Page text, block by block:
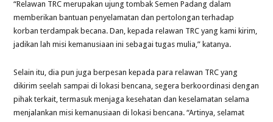
“Relawan TRC merupakan ujung tombak Semen Padang dalam
memberikan bantuan penyelamatan dan pertolongan terhadap
korban terdampak becana. Dan, kepada relawan TRC yang kami kirim,
jadikan lah misi kemanusiaan ini sebagai tugas mulia,” katanya.
Selain itu, dia pun juga berpesan kepada para relawan TRC yang
dikirim seelah sampai di lokasi bencana, segera berkoordinasi dengan
pihak terkait, termasuk menjaga kesehatan dan keselamatan selama
menjalankan misi kemanusiaan di lokasi bencana. “Artinya, selamat